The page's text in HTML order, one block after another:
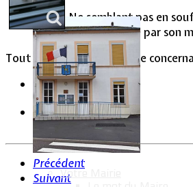
Votre Mairie
Ne semblant pas en
être recherché par son
Tout renseignement utile le
Précédent
Suivant